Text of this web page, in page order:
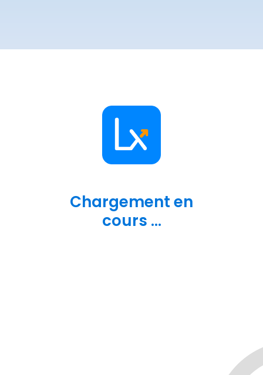
Chargement en
cours ...